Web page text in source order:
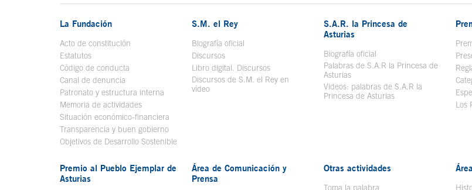
La Fundación
Acto de constitución
Estatutos
Código de conducta
Canal de denuncia
Patronato y estructura interna
Memoria de actividades
Situación económico-financiera
Transparencia y buen gobierno
Objetivos de Desarrollo Sostenible
S.M. el Rey
Biografía oficial
Discursos
Libro digital. DiscursosSe abre en ventana nueva
Discursos de S.M. el Rey en
vídeoSe abre en ventana nueva
S.A.R. la Princesa de
Asturias
Biografía oficial Se abre en ventana nueva
Palabras de S.A.R la Princesa de
Asturias
Videos: palabras de S.A.R la
Princesa de Asturias
Los
Premio al Pueblo Ejemplar de
Asturias
Área de Comunicación y
Prensa
Otras actividades
Toma la palabra